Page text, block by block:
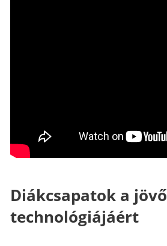
Diákcsapatok a jövő
technológiájáért